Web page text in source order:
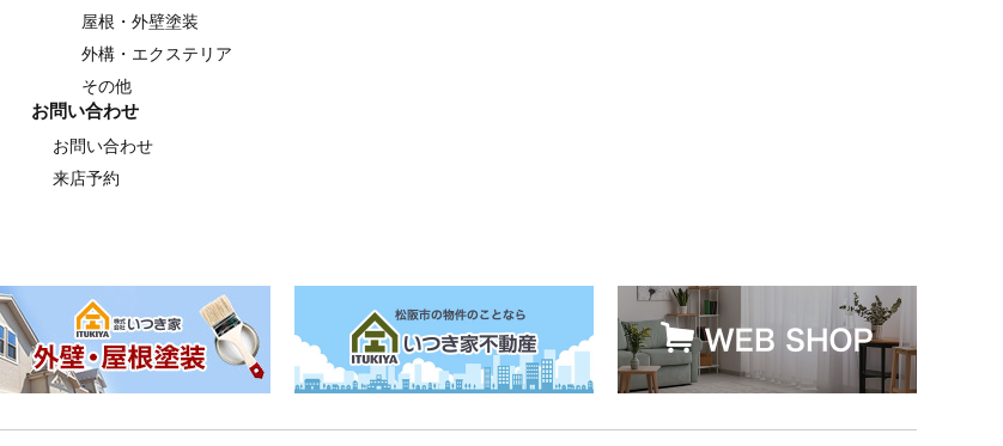
屋根・外壁塗装
外構・エクステリア
その他
お問い合わせ
お問い合わせ
来店予約